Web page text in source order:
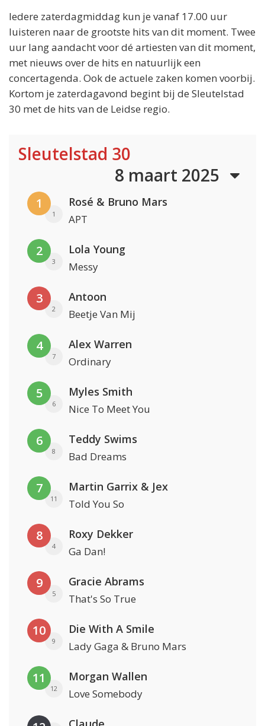
Iedere zaterdagmiddag kun je vanaf 17.00 uur
luisteren naar de grootste hits van dit moment. Twee
uur lang aandacht voor dé artiesten van dit moment,
met nieuws over de hits en natuurlijk een
concertagenda. Ook de actuele zaken komen voorbij.
Kortom je zaterdagavond begint bij de Sleutelstad
30 met de hits van de Leidse regio.
Sleutelstad 30
8 maart 2025
1
1
Rosé & Bruno Mars
APT
2
3
Lola Young
Messy
3
2
Antoon
Beetje Van Mij
4
7
Alex Warren
Ordinary
5
6
Myles Smith
Nice To Meet You
6
8
Teddy Swims
Bad Dreams
7
11
Martin Garrix & Jex
Told You So
8
4
Roxy Dekker
Ga Dan!
9
5
Gracie Abrams
That's So True
10
9
Die With A Smile
Lady Gaga & Bruno Mars
11
12
Morgan Wallen
Love Somebody